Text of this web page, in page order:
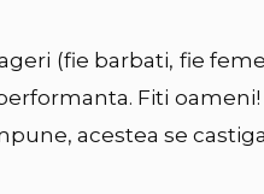
(fie barbati, fie
Fiti
acestea se